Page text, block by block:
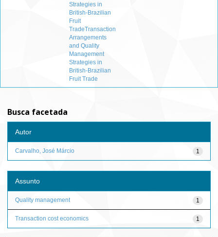
Strategies in
British-Brazilian
Fruit
TradeTransaction
Arrangements
and Quality
Management
Strategies in
British-Brazilian
Fruit Trade
Busca facetada
Autor
1
Carvalho, José Márcio
Assunto
1
Quality management
1
Transaction cost economics